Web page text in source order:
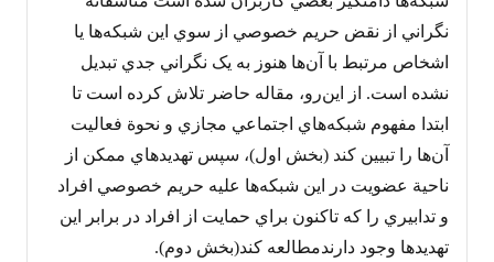
نگراني از نقض حريم خصوصي از سوي اين شبکه‌ها يا
اشخاص مرتبط با آن‌ها هنوز به يک نگراني جدي تبديل
نشده است. از اين‌رو، مقاله حاضر تلاش کرده است تا
ابتدا مفهوم شبکه‌هاي اجتماعي مجازي و نحوة فعاليت
آن‌ها را تبيين کند (بخش اول)، سپس تهديدهاي ممکن از
ناحية عضويت در اين شبکه‌ها عليه حريم خصوصي افراد
و تدابيري را که تاکنون براي حمايت از افراد در برابر اين
تهديدها وجود دارندمطالعه کند(بخش دوم).